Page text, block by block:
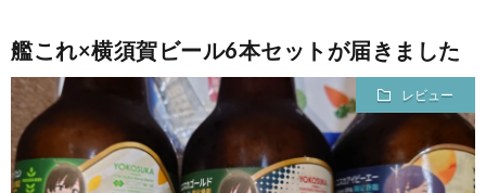
艦これ×横須賀ビール6本セットが届きました
レビュー